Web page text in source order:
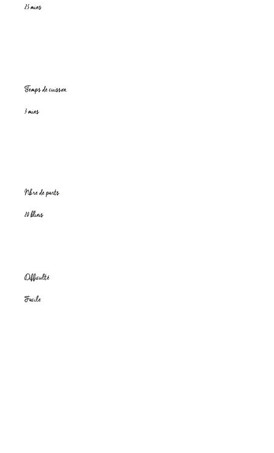
25 mins
Temps de cuisson
3 mins
Nbre de parts
20 blinis
Difficulté
Facile